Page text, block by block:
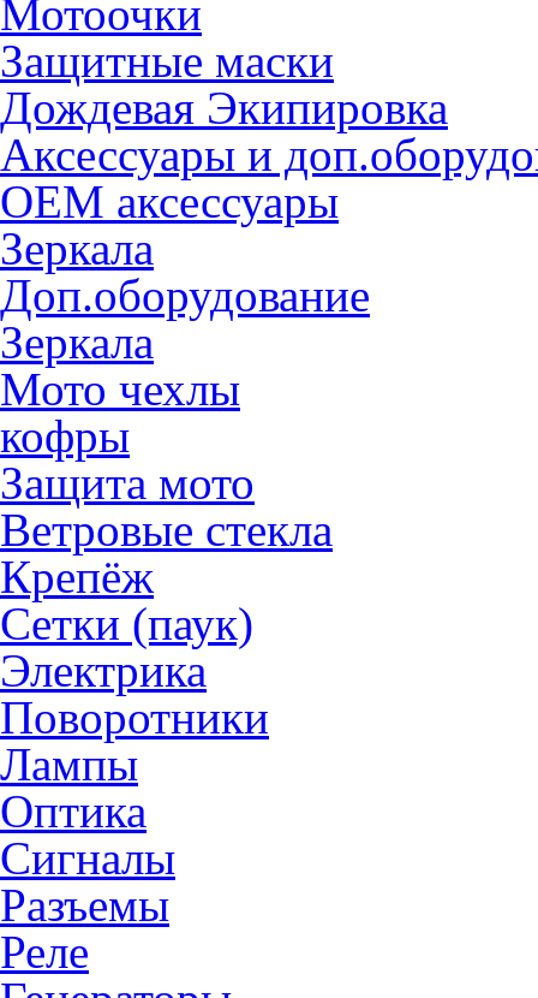
Мотоочки
Защитные маски
Дождевая Экипировка
Аксессуары и
OEM аксессуары
Зеркала
Доп.оборудование
Зеркала
Мото чехлы
кофры
Защита мото
Ветровые стекла
Крепёж
Сетки (паук)
Электрика
Поворотники
Лампы
Оптика
Сигналы
Разъемы
Реле